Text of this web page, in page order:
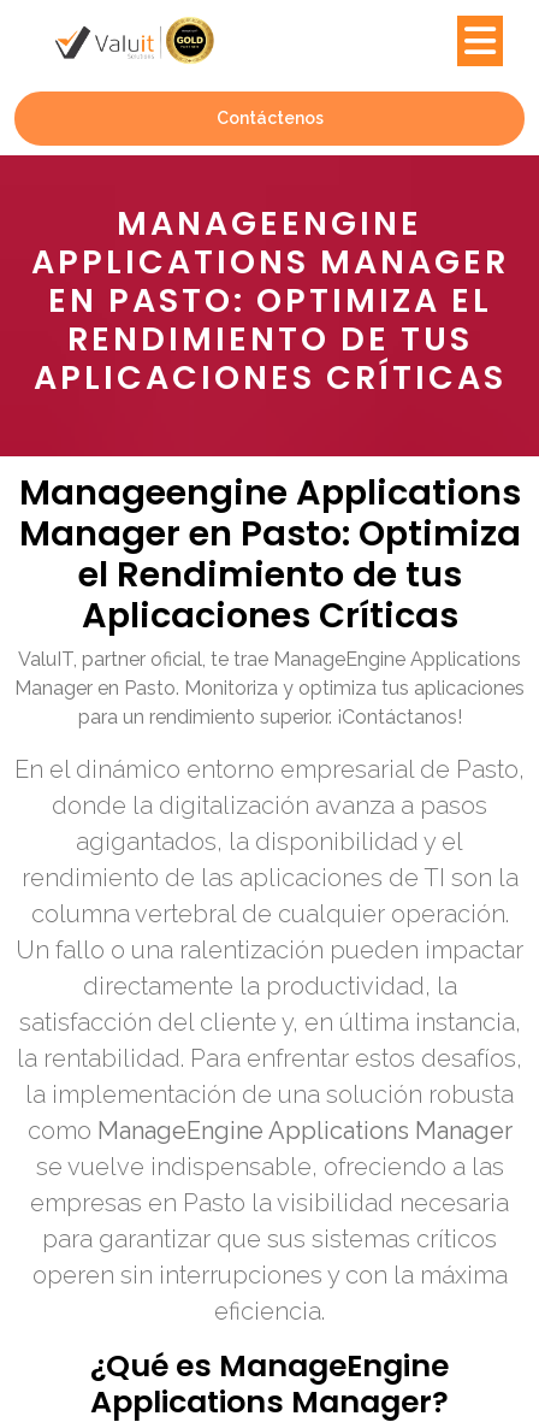
Contáctenos
MANAGEENGINE
APPLICATIONS MANAGER
EN PASTO: OPTIMIZA EL
RENDIMIENTO DE TUS
APLICACIONES CRÍTICAS
Manageengine Applications
Manager en Pasto: Optimiza
el Rendimiento de tus
Aplicaciones Críticas
ValuIT, partner oficial, te trae ManageEngine Applications
Manager en Pasto. Monitoriza y optimiza tus aplicaciones
para un rendimiento superior. ¡Contáctanos!
En el dinámico entorno empresarial de Pasto,
donde la digitalización avanza a pasos
agigantados, la disponibilidad y el
rendimiento de las aplicaciones de TI son la
columna vertebral de cualquier operación.
Un fallo o una ralentización pueden impactar
directamente la productividad, la
satisfacción del cliente y, en última instancia,
la rentabilidad. Para enfrentar estos desafíos,
la implementación de una solución robusta
como ManageEngine Applications Manager
se vuelve indispensable, ofreciendo a las
empresas en Pasto la visibilidad necesaria
para garantizar que sus sistemas críticos
operen sin interrupciones y con la máxima
eficiencia.
¿Qué es ManageEngine
Applications Manager?